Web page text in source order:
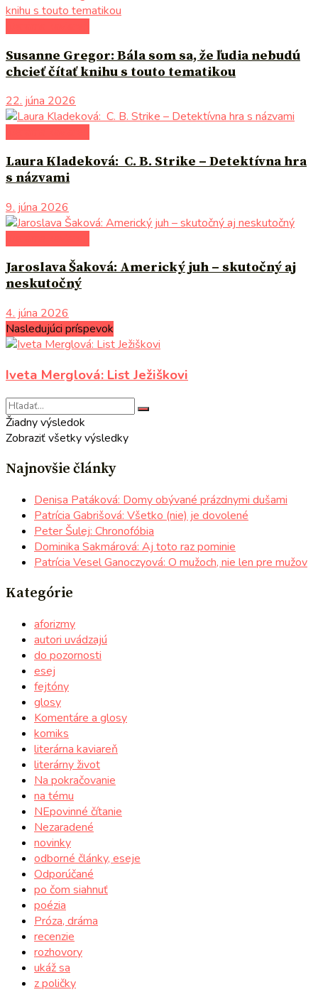
Susanne Gregor: Bála som sa, že ľudia nebudú
chcieť čítať knihu s touto tematikou
22. júna 2026
Laura Kladeková: C. B. Strike – Detektívna hra
s názvami
9. júna 2026
Jaroslava Šaková: Americký juh – skutočný aj
neskutočný
4. júna 2026
Nasledujúci príspevok
Iveta Merglová: List Ježiškovi
Žiadny výsledok
Zobraziť všetky výsledky
Najnovšie články
Denisa Patáková: Domy obývané prázdnymi dušami
Patrícia Gabrišová: Všetko (nie) je dovolené
Peter Šulej: Chronofóbia
Dominika Sakmárová: Aj toto raz pominie
Patrícia Vesel Ganoczyová: O mužoch, nie len pre mužov
Kategórie
aforizmy
autori uvádzajú
do pozornosti
esej
fejtóny
glosy
Komentáre a glosy
komiks
literárna kaviareň
literárny život
Na pokračovanie
na tému
NEpovinné čítanie
Nezaradené
novinky
odborné články, eseje
Odporúčané
po čom siahnuť
poézia
Próza, dráma
recenzie
rozhovory
ukáž sa
z poličky